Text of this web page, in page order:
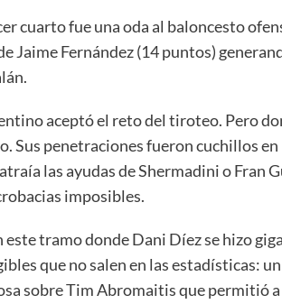
cuarto fue una oda al baloncesto
Jaime Fernández (14 puntos)
aceptó el reto del tiroteo. Pero
Sus penetraciones fueron cuchillos
las ayudas de Shermadini o Fran
imposibles.
este tramo donde Dani Díez se hizo
que no salen en las estadísticas:
sobre Tim Abromaitis que permitió